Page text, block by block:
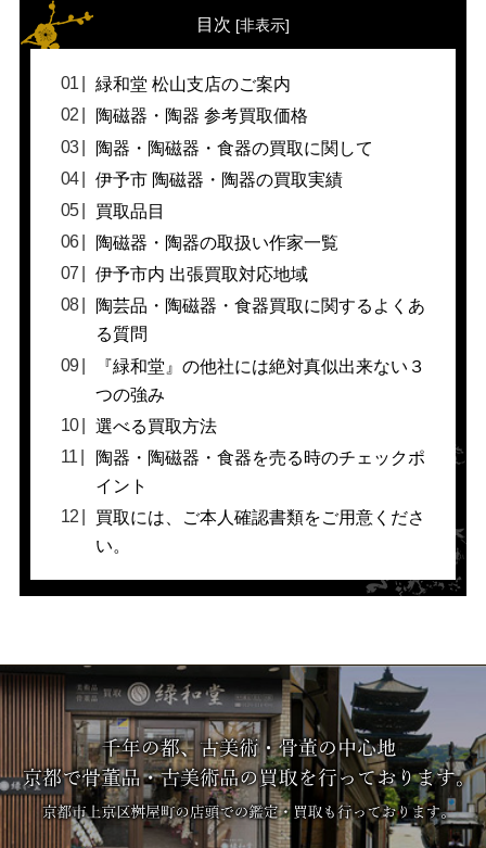
目次 [非表示]
緑和堂 松山支店のご案内
陶磁器・陶器 参考買取価格
陶器・陶磁器・食器の買取に関して
伊予市 陶磁器・陶器の買取実績
買取品目
陶磁器・陶器の取扱い作家一覧
伊予市内 出張買取対応地域
陶芸品・陶磁器・食器買取に関するよくあ
る質問
『緑和堂』の他社には絶対真似出来ない３
つの強み
選べる買取方法
陶器・陶磁器・食器を売る時のチェックポ
イント
買取には、ご本人確認書類をご用意くださ
い。